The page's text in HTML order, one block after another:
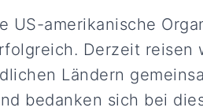
US-amerikanische
Derzeit reisen
Ländern
bedanken sich bei